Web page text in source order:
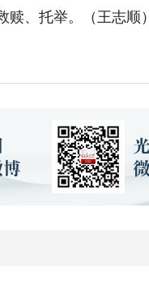
、托举。（王志顺）